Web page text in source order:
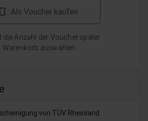
Als Voucher kaufen
die Anzahl der Voucher später
Warenkorb auswählen.
von TÜV Rheinland